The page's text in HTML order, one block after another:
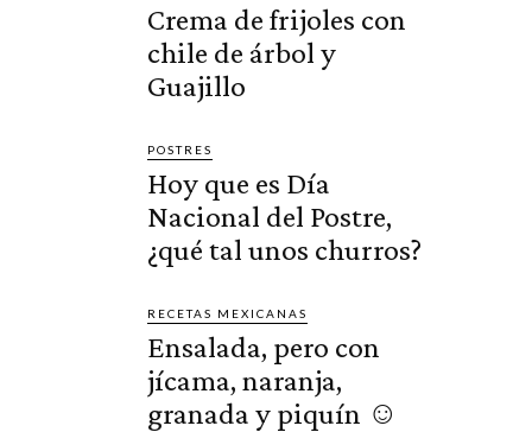
Crema de frijoles con
chile de árbol y
Guajillo
POSTRES
Hoy que es Día
Nacional del Postre,
¿qué tal unos churros?
RECETAS MEXICANAS
Ensalada, pero con
jícama, naranja,
granada y piquín ☺️